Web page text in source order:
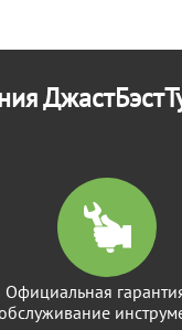
Официальная